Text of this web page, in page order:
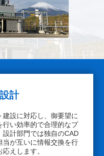
計
設に対応し、御要望に
い効率的で合理的なプ
計部門では独自のCAD
当が互いに情報交換を行
えします。